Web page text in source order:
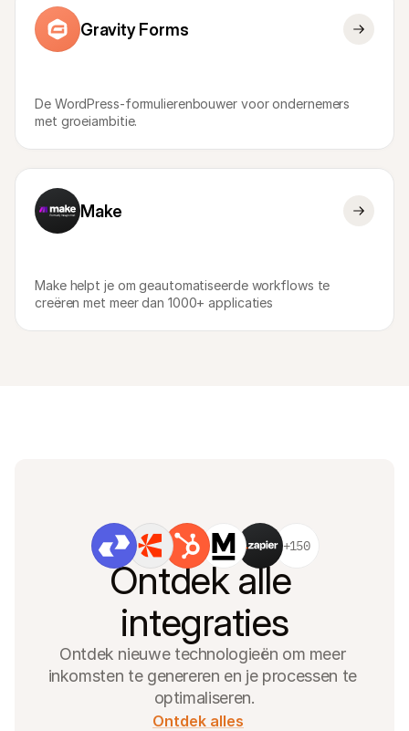
Gravity Forms
De WordPress-formulierenbouwer voor ondernemers
met groeiambitie.
Make
Make helpt je om geautomatiseerde workflows te
creëren met meer dan 1000+ applicaties
+150
Ontdek alle
integraties
Ontdek nieuwe technologieën om meer
inkomsten te genereren en je processen te
optimaliseren.
Ontdek alles